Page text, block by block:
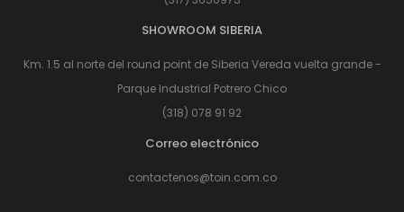
SHOWROOM SIBERIA
Km. 1.5 al norte del round point de Siberia Vereda vuelta grande -
Parque Industrial Potrero Chico
(318) 078 91 92
Correo electrónico
contactenos@toin.com.co